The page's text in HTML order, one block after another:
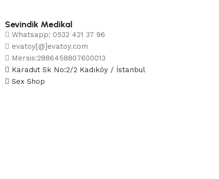
Sevindik Medikal
Whatsapp: 0532 421 37 96
evatoy[@]evatoy.com
Mersis:2886458807600013
Karadut Sk No:2/2 Kadıköy / İstanbul
Sex Shop